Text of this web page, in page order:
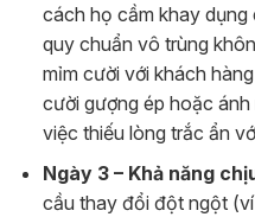
cách họ cầm khay
quy chuẩn vô trùng
mỉm cười với khách
cười gượng ép hoặc ánh
việc thiếu lòng trắc ẩn
Ngày 3 – Khả năng
cầu thay đổi đột ngột